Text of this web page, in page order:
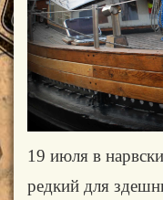
19 июля в
редкий для